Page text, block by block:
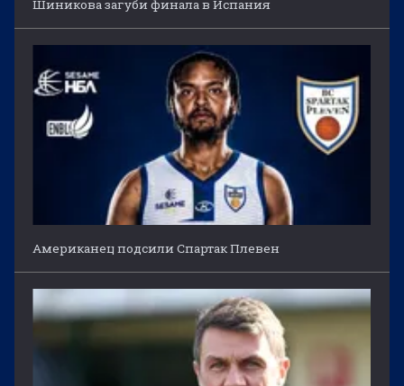
Шиникова загуби финала в Испания
Американец подсили Спартак Плевен